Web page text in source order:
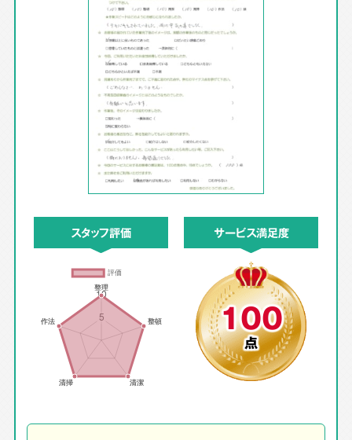
スタッフ評価 サービス満足度
100
点